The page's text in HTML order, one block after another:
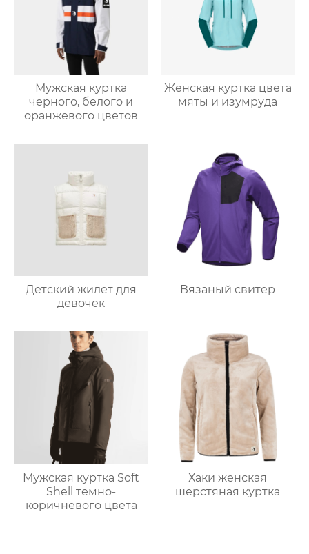
Мужская куртка
черного, белого и
оранжевого цветов
Женская куртка цвета
мяты и изумруда
Детский жилет для
девочек
Вязаный свитер
Мужская куртка Soft
Shell темно-
коричневого цвета
Хаки женская
шерстяная куртка